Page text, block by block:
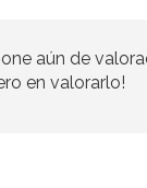
3,95€
aún de
en valorarlo!